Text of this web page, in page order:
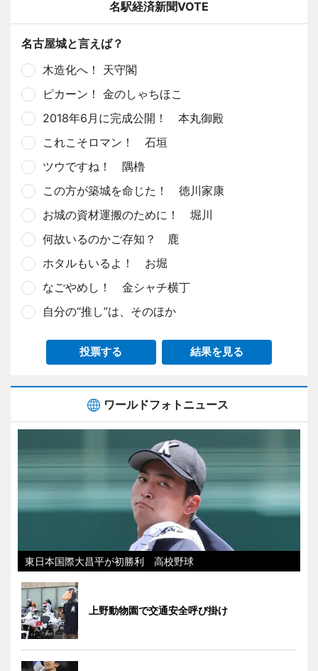
名駅経済新聞VOTE
名古屋城と言えば？
木造化へ！ 天守閣
ピカーン！ 金のしゃちほこ
2018年6月に完成公開！ 本丸御殿
これこそロマン！ 石垣
ツウですね！ 隅櫓
この方が築城を命じた！ 徳川家康
お城の資材運搬のために！ 堀川
何故いるのかご存知？ 鹿
ホタルもいるよ！ お堀
なごやめし！ 金シャチ横丁
自分の“推し”は、そのほか
投票する 結果を見る
ワールドフォトニュース
東日本国際大昌平が初勝利 高校野球
上野動物園で交通安全呼び掛け